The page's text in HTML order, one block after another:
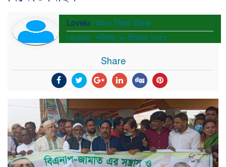
Lovelu / ৩২০ Time View
Update : শনিবার, ১০ ডিসেম্বর, ২০২২
Share